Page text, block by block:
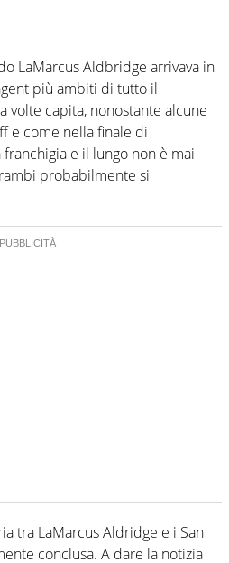
LaMarcus Aldbridge arrivava in
più ambiti di tutto il
volte capita, nonostante alcune
e come nella finale di
e il lungo non è mai
probabilmente si
tra LaMarcus Aldridge e i San
conclusa. A dare la notizia